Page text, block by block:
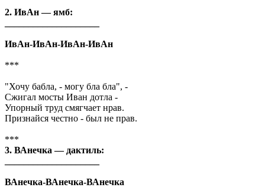
2. ИвАн — ямб:
ИвАн-ИвАн-ИвАн-ИвАн
***
"Хочу бабла, - могу бла бла", -
Сжигал мосты Иван дотла -
Упорный труд смягчает нрав.
Признайся честно - был не прав.
***
3. ВАнечка — дактиль:
ВАнечка-ВАнечка-ВАнечка